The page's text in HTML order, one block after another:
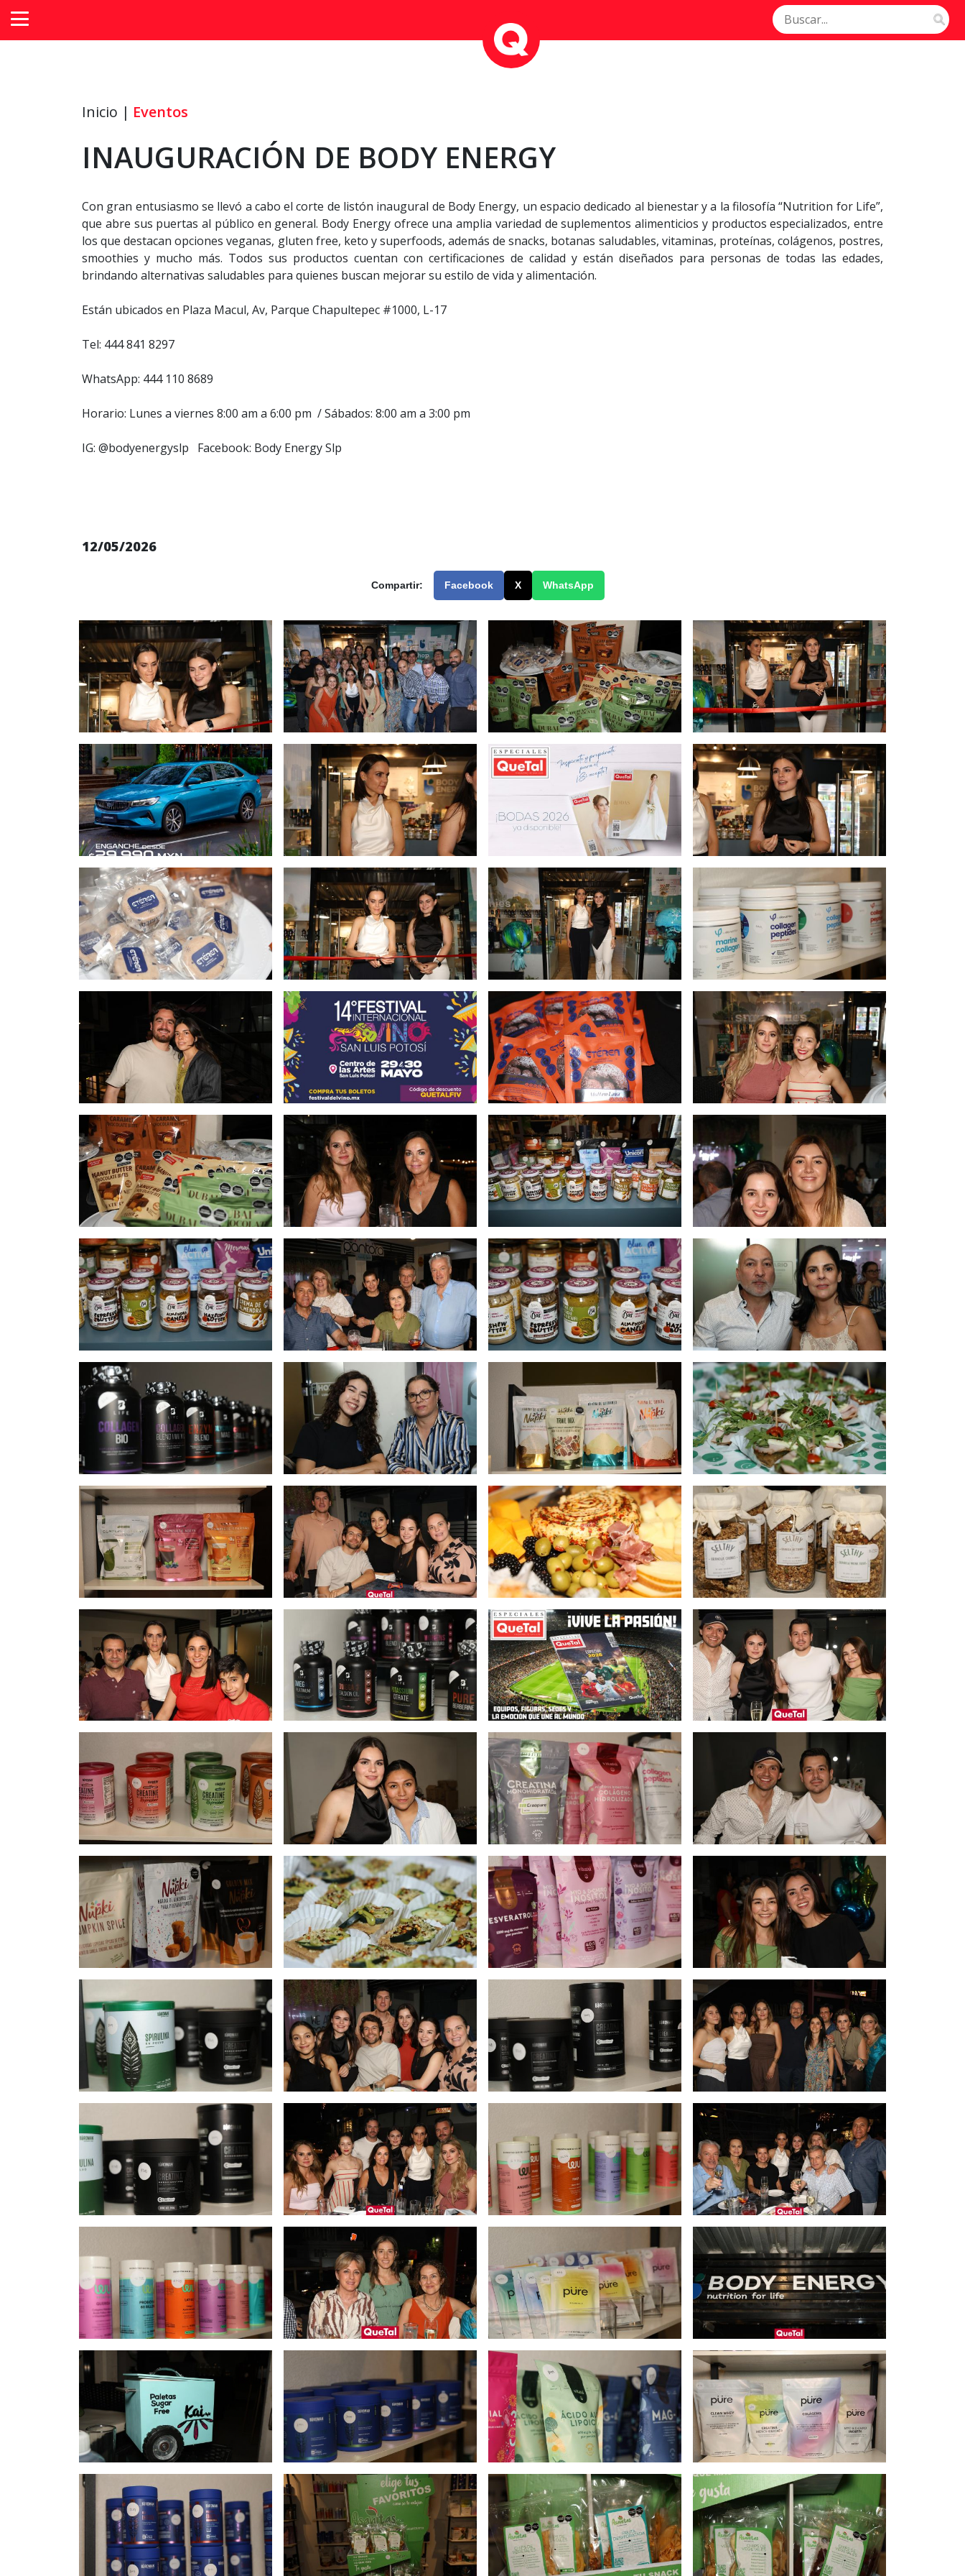
Inicio | Eventos
INAUGURACIÓN DE BODY ENERGY
Con gran entusiasmo se llevó a cabo el corte de listón inaugural de Body Energy, un espacio dedicado al bienestar y a la filosofía “Nutrition for Life”,
que abre sus puertas al público en general. Body Energy ofrece una amplia variedad de suplementos alimenticios y productos especializados, entre
los que destacan opciones veganas, gluten free, keto y superfoods, además de snacks, botanas saludables, vitaminas, proteínas, colágenos, postres,
smoothies y mucho más. Todos sus productos cuentan con certificaciones de calidad y están diseñados para personas de todas las edades,
brindando alternativas saludables para quienes buscan mejorar su estilo de vida y alimentación.
Están ubicados en Plaza Macul, Av, Parque Chapultepec #1000, L-17
Tel: 444 841 8297
WhatsApp: 444 110 8689
Horario: Lunes a viernes 8:00 am a 6:00 pm / Sábados: 8:00 am a 3:00 pm
IG: @bodyenergyslp Facebook: Body Energy Slp
12/05/2026
Compartir: Facebook X WhatsApp